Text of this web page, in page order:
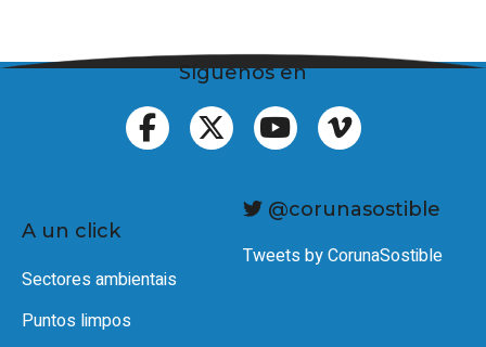
Síguenos en
A un click
Sectores ambientais
Puntos limpos
@corunasostible
Tweets by CorunaSostible